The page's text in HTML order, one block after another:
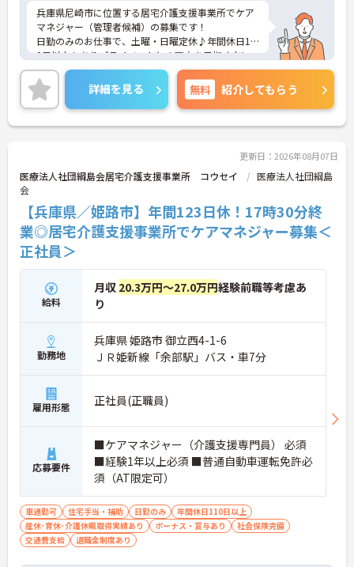
兵庫県尼崎市に位置する居宅介護支援事業所でケア
マネジャー（管理者候補）の募集です！
日勤のみのお仕事で、土曜・日曜定休♪年間休日11
0日以上もありプライベートとの両立を目指す方に
おすすめの環境です◎最寄り駅から徒歩圏内のため
通勤も楽々♪昇給や賞与制度があり、頑張りが評価
されてしっかりと還元されます。さらに福利厚生も
充実しているのは嬉しいポイントです◎フォロー体
制もあり、経験に関わらず安心してスタートできま
こちらの求人にご興味がございましたら面接のポイ
ントもお伝えしますので是非ご応募お待ちしており
ます。
詳細を見る 無料 紹介してもらう
更新日：2026年08月07日
医療法人社団綱島会居宅介護支援事業所 コウセイ
医療法人社団綱島
会
【兵庫県／姫路市】年間123日休！17時30分終
業◎居宅介護支援事業所でケアマネジャー募集＜
正社員＞
給料
月収 20.3万円～27.0万円経験前職等考慮あ
り
勤務地
兵庫県 姫路市 御立西4-1-6
ＪＲ姫新線「余部駅」バス・車7分
雇用形態 正社員(正職員)
応募要件
■ケアマネジャー（介護支援専門員） 必須
■経験1年以上必須 ■普通自動車運転免許必
須（AT限定可）
車通勤可 住宅手当・補助 日勤のみ
年間休日110日以上
産休･育休･介護休暇取得実績あり
ボーナス・賞与あり
社会保険完備
交通費支給
退職金制度あり